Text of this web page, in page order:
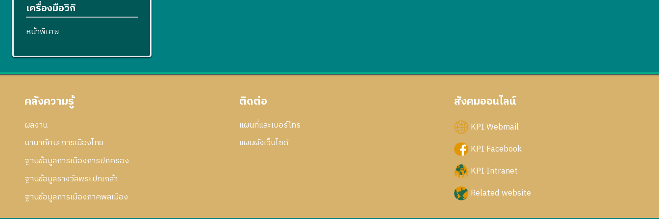
เครื่องมือวิกิ
หน้าพิเศษ
คลังความรู้
ผลงาน
นานาทัศนะการเมืองไทย
ฐานข้อมูลการเมืองการปกครอง
ฐานข้อมูลรางวัลพระปกเกล้า
ฐานข้อมูลการเมืองภาคพลเมือง
ติดต่อ
แผนที่และเบอร์โทร
แผนผังเว็บไซด์
สังคมออนไลน์
KPI Webmail
KPI Facebook
KPI Intranet
Related website